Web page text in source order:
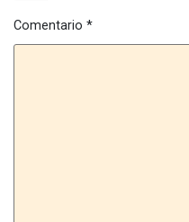
Comentario *